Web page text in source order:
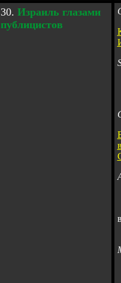
30. Израиль глазами
публицистов